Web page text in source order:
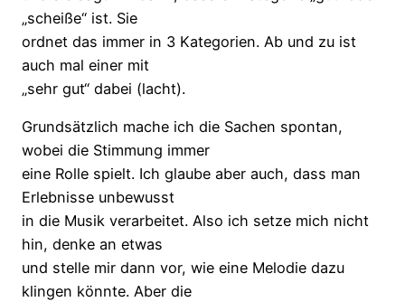
„scheiße“ ist. Sie
ordnet das immer in 3 Kategorien. Ab und zu ist
auch mal einer mit
„sehr gut“ dabei (lacht).
Grundsätzlich mache ich die Sachen spontan,
wobei die Stimmung immer
eine Rolle spielt. Ich glaube aber auch, dass man
Erlebnisse unbewusst
in die Musik verarbeitet. Also ich setze mich nicht
hin, denke an etwas
und stelle mir dann vor, wie eine Melodie dazu
klingen könnte. Aber die